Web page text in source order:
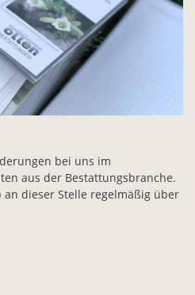
bei uns im
aus der Bestattungsbranche.
dieser Stelle regelmäßig über